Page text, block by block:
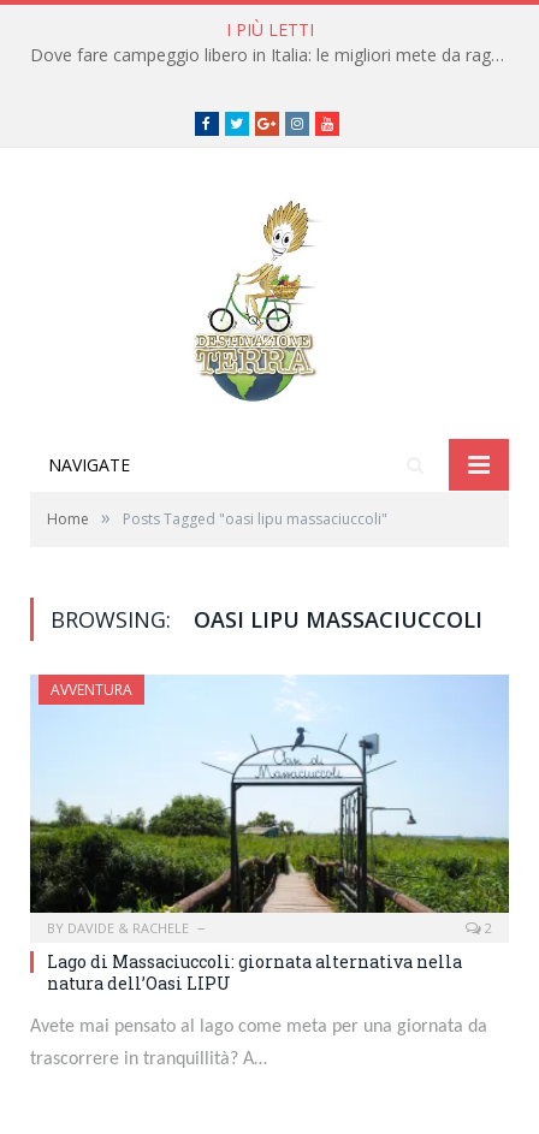
I PIÙ LETTI
Dove fare campeggio libero in Italia: le migliori mete da raggiungere in traghetto
Facebook
TwitterGoogle+instagramyoutube
NAVIGATE
Home » Posts Tagged "oasi lipu massaciuccoli"
BROWSING: OASI LIPU MASSACIUCCOLI
AVVENTURA
BY DAVIDE & RACHELE 2
Lago di Massaciuccoli: giornata alternativa nella
natura dell’Oasi LIPU
Avete mai pensato al lago come meta per una giornata da
trascorrere in tranquillità? A…